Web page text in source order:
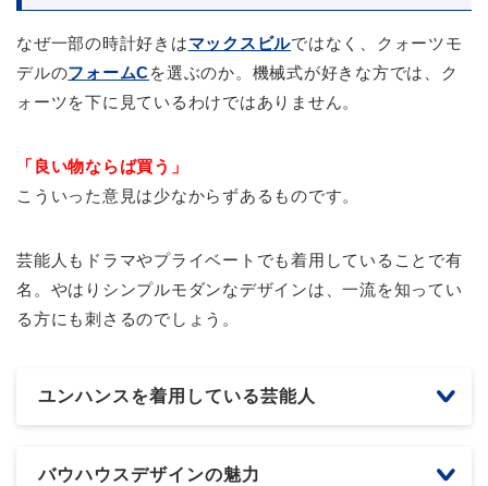
なぜ一部の時計好きはマックスビルではなく、クォーツモ
デルのフォームCを選ぶのか。機械式が好きな方では、ク
ォーツを下に見ているわけではありません。
「良い物ならば買う」
こういった意見は少なからずあるものです。
芸能人もドラマやプライベートでも着用していることで有
名。やはりシンプルモダンなデザインは、一流を知ってい
る方にも刺さるのでしょう。
ユンハンスを着用している芸能人
バウハウスデザインの魅力